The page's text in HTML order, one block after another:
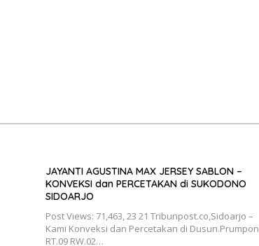
JAYANTI AGUSTINA MAX JERSEY SABLON –
KONVEKSI dan PERCETAKAN di SUKODONO
SIDOARJO
Post Views: 71,463, 23 21 Tribunpost.co,Sidoarjo –
Kami Konveksi dan Percetakan di Dusun.Prumpon
RT.09 RW.02…